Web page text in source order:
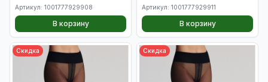
размер XS
Артикул: 1001777929908
В корзину
размер S
Артикул: 1001777929911
В корзину
Скидка Скидка